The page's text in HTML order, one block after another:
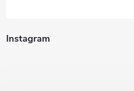
Instagram